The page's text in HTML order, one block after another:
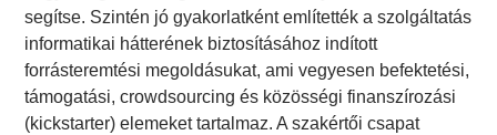
segítse. Szintén jó gyakorlatként említették a szolgáltatás
informatikai hátterének biztosításához indított
forrásteremtési megoldásukat, ami vegyesen befektetési,
támogatási, crowdsourcing és közösségi finanszírozási
(kickstarter) elemeket tartalmaz. A szakértői csapat